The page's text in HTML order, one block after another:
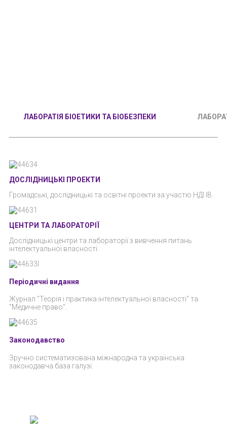
ЛАБОРАТІЯ БІОЕТИКИ ТА БІОБЕЗПЕКИ
ДОСЛІДНИЦЬКІ ПРОЕКТИ
Громадські, дослідницькі та освітні проекти за участю НДІ ІВ.
ЦЕНТРИ ТА ЛАБОРАТОРІЇ
Дослідницькі центри та лабораторії з вивчення питань
інтелектуальної власності.
Періодичні видання
Журнал "Теорія і практика інтелектуальної власності" та
"Медичне право".
Законодавство
Зручно систематизована міжнародна та українська
законодавча база галузі.